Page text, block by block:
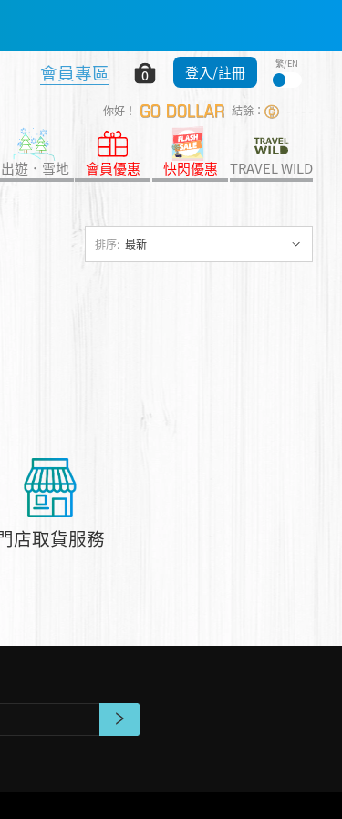
➡️立即買
會員專區 0 登入/註冊 繁/EN
你好！ 結餘： - - - -
出遊．雪地 會員優惠 快閃優惠 TRAVEL WILD
排序: 最新
店取貨服務